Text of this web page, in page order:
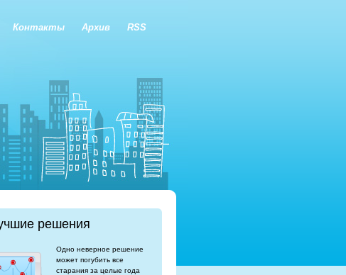
Контакты Архив RSS
решения
Одно неверное решение
может погубить все
старания за целые года